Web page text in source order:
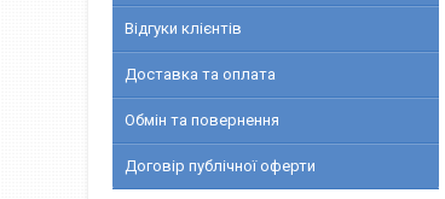
Відгуки клієнтів
Доставка та оплата
Обмін та повернення
Договір публічної оферти